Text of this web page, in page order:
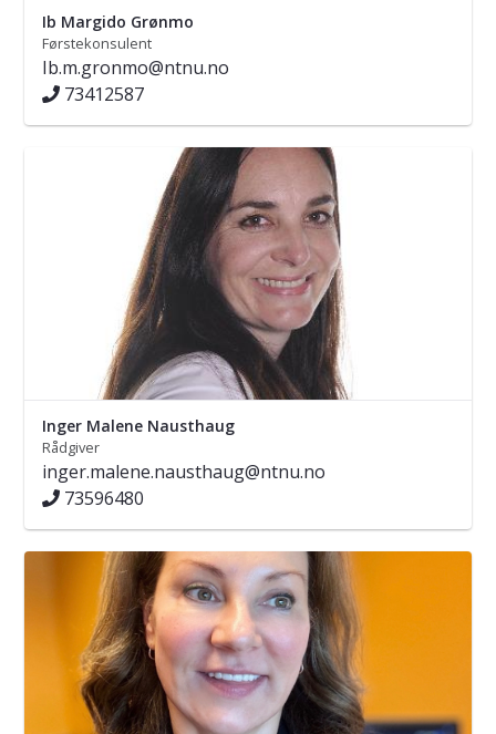
Ib Margido Grønmo
Førstekonsulent
Ib.m.gronmo@ntnu.no
73412587
Inger Malene Nausthaug
Rådgiver
inger.malene.nausthaug@ntnu.no
73596480